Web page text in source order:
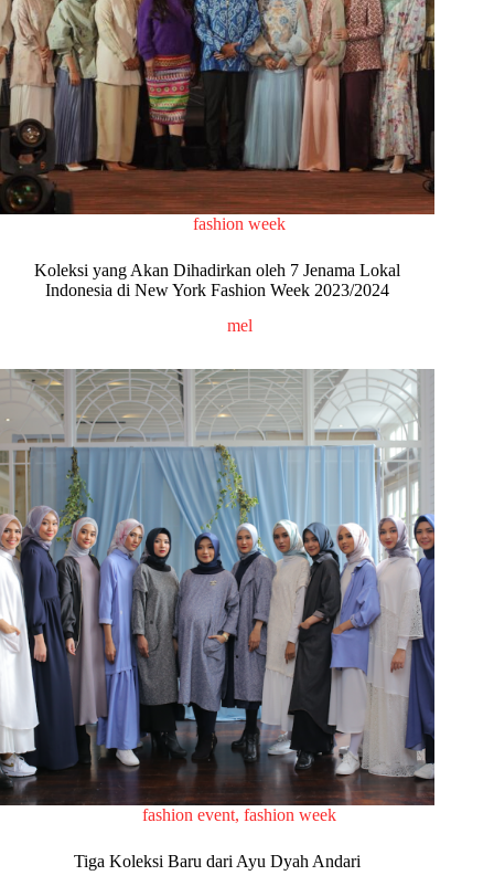
fashion week
Koleksi yang Akan Dihadirkan oleh 7 Jenama Lokal
Indonesia di New York Fashion Week 2023/2024
mel
fashion event,fashion week
Tiga Koleksi Baru dari Ayu Dyah Andari